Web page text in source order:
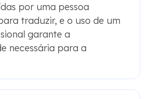
por uma pessoa
traduzir, e o uso de um
garante a
necessária para a